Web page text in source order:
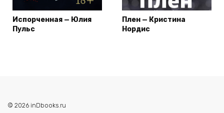
Испорченная — Юлия
Пульс
Плен — Кристина
Нордис
© 2026 inDbooks.ru